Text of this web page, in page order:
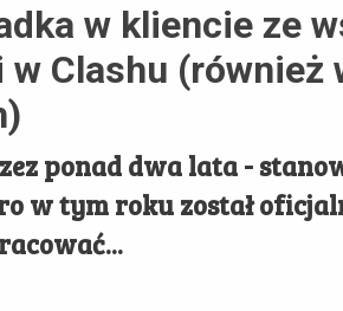
w kliencie ze
Clashu (również
ponad dwa lata -
w tym roku został